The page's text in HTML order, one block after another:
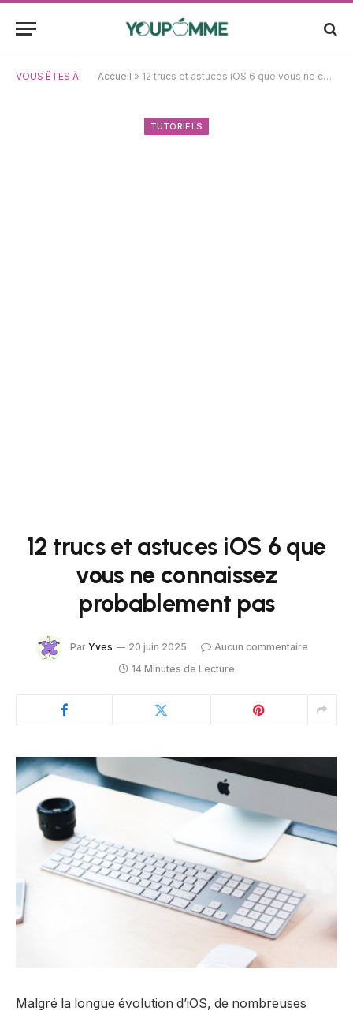
VOUS ÊTES À: Accueil » 12 trucs et astuces iOS 6 que vous ne connaissez probablement pas
TUTORIELS
12 trucs et astuces iOS 6 que
vous ne connaissez
probablement pas
Par Yves 20 juin 2025
Aucun commentaire
14 Minutes de Lecture
Malgré la longue évolution d’iOS, de nombreuses